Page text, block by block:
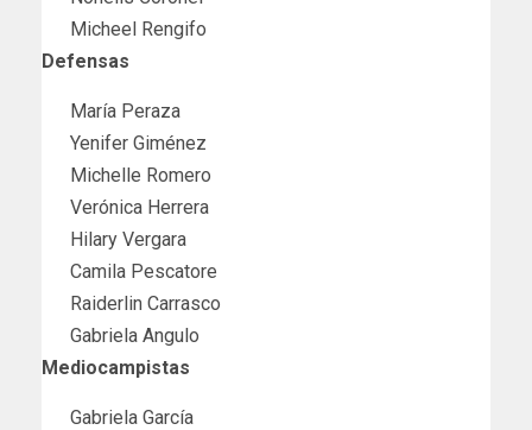
Micheel Rengifo
Defensas
María Peraza
Yenifer Giménez
Michelle Romero
Verónica Herrera
Hilary Vergara
Camila Pescatore
Raiderlin Carrasco
Gabriela Angulo
Mediocampistas
Gabriela García